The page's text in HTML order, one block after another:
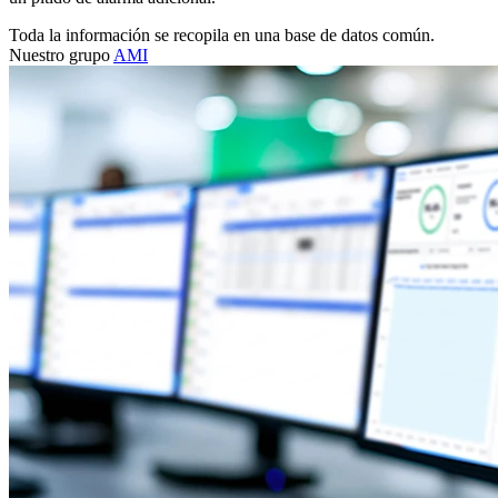
Toda la información se recopila en una base de datos común.
Nuestro grupo AMI